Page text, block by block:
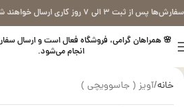
سفارش‌ها پس از ثبت ۳ الی ۷ روز کاری ارسال خواهند شد .
🌸 همراهان گرامی، فروشگاه فعال است و ارسال
انجام می‌شود.
خانه آویز ( جاسوویچی )